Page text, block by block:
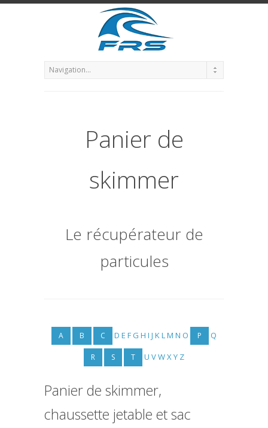
Panier de
skimmer
Le récupérateur de
particules
A B C D E F G H I J KLM N O P Q
R S T U VWXY Z
Panier de skimmer,
chaussette jetable et sac